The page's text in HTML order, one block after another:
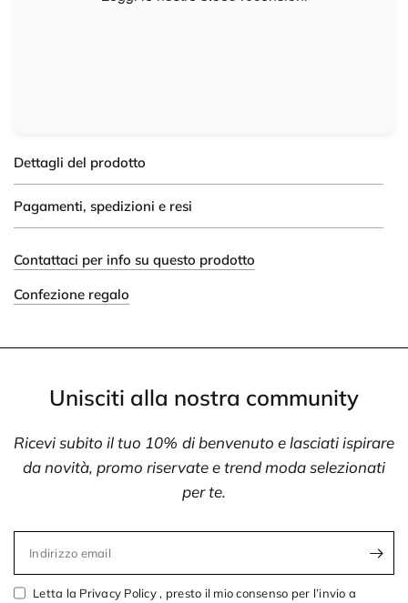
Dettagli del prodotto
Pagamenti, spedizioni e resi
Contattaci per info su questo prodotto
Confezione regalo
Unisciti alla nostra community
Ricevi subito il tuo 10% di benvenuto e lasciati ispirare
da novità, promo riservate e trend moda selezionati
per te.
Indirizzo email
Letta la Privacy Policy , presto il mio consenso per l’invio a